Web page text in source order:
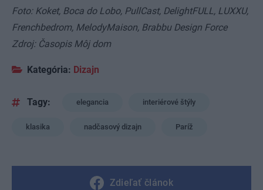
Foto: Koket, Boca do Lobo, PullCast, DelightFULL, LUXXU,
Frenchbedrom, MelodyMaison, Brabbu Design Force
Zdroj: Časopis Môj dom
Kategória: Dizajn
Tagy: elegancia interiérové štýly
klasika nadčasový dizajn Paríž
Zdieľať článok